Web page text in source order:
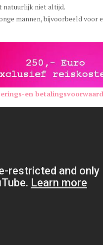
natuurlijk niet altijd.
mannen, bijvoorbeeld voor
en